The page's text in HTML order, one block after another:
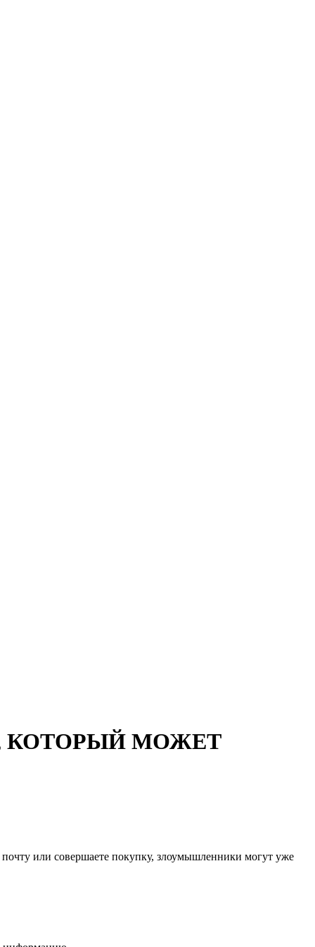
FI, КОТОРЫЙ МОЖЕТ
или совершаете покупку, злоумышленники могут уже